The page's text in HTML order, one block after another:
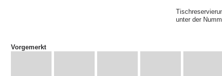
unter der
Vorgemerkt